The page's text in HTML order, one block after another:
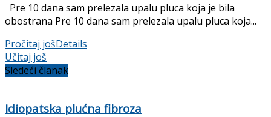
Pre 10 dana sam prelezala upalu pluca koja je bila
obostrana Pre 10 dana sam prelezala upalu pluca koja...
Pročitaj jošDetails
Učitaj još
Sledeći članak
Idiopatska plućna fibroza